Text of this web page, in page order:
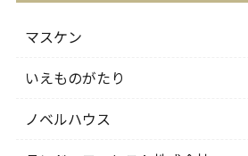
マスケン
いえものがたり
ノベルハウス